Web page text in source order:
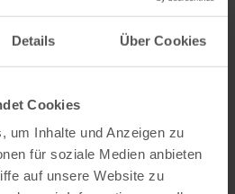
Details Über Cookies
Cookies
um Inhalte und Anzeigen zu
für soziale Medien anbieten
auf unsere Website zu
beukenbos in de zomer
zo bijzonder maakt.
voor
van de vereniging LVR